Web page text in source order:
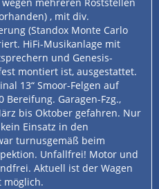
, mit div.
(Standox Monte Carlo
HiFi-Musikanlage mit
und Genesis-
montiert ist, ausgestattet.
13“ Smoor-Felgen auf
Bereifung. Garagen-Fzg.,
bis Oktober gefahren. Nur
Einsatz in den
turnusgemäß beim
Unfallfrei! Motor und
Aktuell ist der Wagen
möglich.